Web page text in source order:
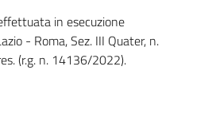
in esecuzione
- Roma, Sez. III Quater, n.
(r.g. n. 14136/2022).